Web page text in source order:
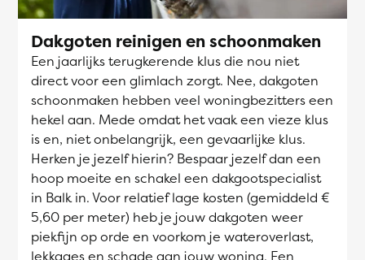
Dakgoten reinigen en schoonmaken
Een jaarlijks terugkerende klus die nou niet
direct voor een glimlach zorgt. Nee, dakgoten
schoonmaken hebben veel woningbezitters een
hekel aan. Mede omdat het vaak een vieze klus
is en, niet onbelangrijk, een gevaarlijke klus.
Herken je jezelf hierin? Bespaar jezelf dan een
hoop moeite en schakel een dakgootspecialist
in Balk in. Voor relatief lage kosten (gemiddeld €
5,60 per meter) heb je jouw dakgoten weer
piekfijn op orde en voorkom je wateroverlast,
lekkages en schade aan jouw woning. Een